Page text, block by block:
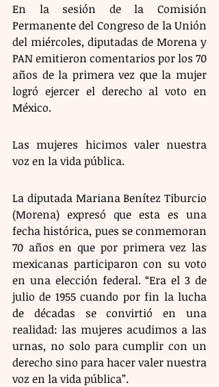
En la sesión de la Comisión
Permanente del Congreso de la Unión
del miércoles, diputadas de Morena y
PAN emitieron comentarios por los 70
años de la primera vez que la mujer
logró ejercer el derecho al voto en
México.
Las mujeres hicimos valer nuestra
voz en la vida pública.
La diputada Mariana Benítez Tiburcio
(Morena) expresó que esta es una
fecha histórica, pues se conmemoran
70 años en que por primera vez las
mexicanas participaron con su voto
en una elección federal. “Era el 3 de
julio de 1955 cuando por fin la lucha
de décadas se convirtió en una
realidad: las mujeres acudimos a las
urnas, no solo para cumplir con un
derecho sino para hacer valer nuestra
voz en la vida pública”.